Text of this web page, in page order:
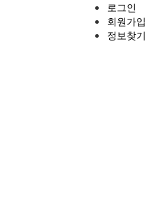
로그인
회원가입
정보찾기